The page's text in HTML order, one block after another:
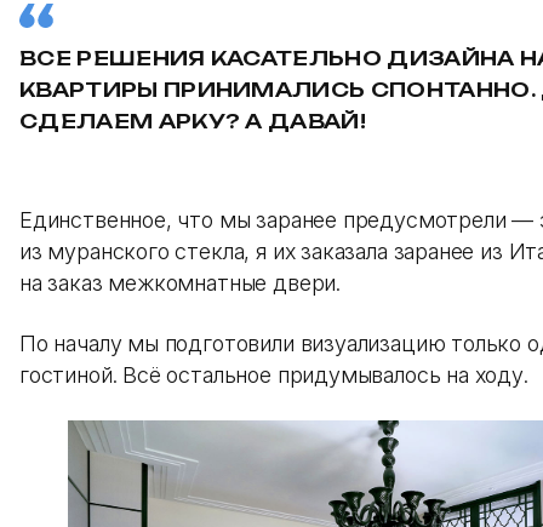
ВСЕ РЕШЕНИЯ КАСАТЕЛЬНО ДИЗАЙНА
КВАРТИРЫ ПРИНИМАЛИСЬ СПОНТАННО.
СДЕЛАЕМ АРКУ? А ДАВАЙ!
Единственное, что мы заранее предусмотрели —
из муранского стекла, я их заказала заранее из
на заказ межкомнатные двери.
По началу мы подготовили визуализацию только
гостиной. Всё остальное придумывалось на ходу.